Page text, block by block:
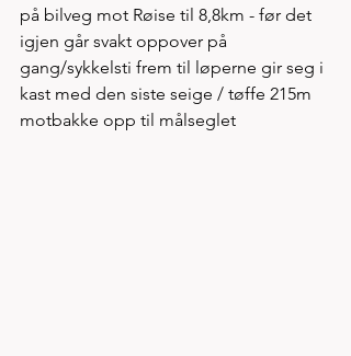
på bilveg mot Røise til 8,8km - før det
igjen går svakt oppover på
gang/sykkelsti frem til løperne gir seg i
kast med den siste seige / tøffe 215m
motbakke opp til målseglet